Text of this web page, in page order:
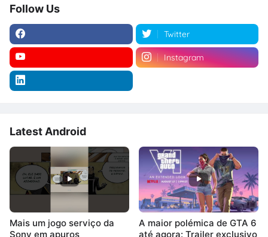
Follow Us
Twitter
Instagram
Latest Android
Mais um jogo serviço da
Sony em apuros
A maior polémica de GTA 6
até agora: Trailer exclusivo